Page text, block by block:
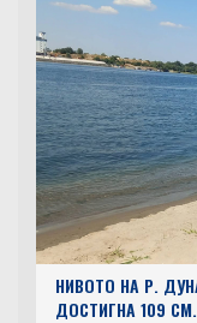
НИВОТО НА Р.
ДОСТИГНА 109